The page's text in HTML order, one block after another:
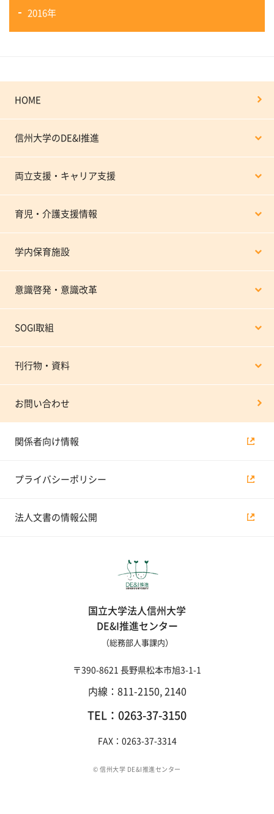
2016年
HOME
信州大学のDE&I推進
両立支援・キャリア支援
育児・介護支援情報
学内保育施設
意識啓発・意識改革
SOGI取組
刊行物・資料
お問い合わせ
国立大学法人信州大学
DE&I推進センター
（総務部人事課内）
〒390-8621 長野県松本市旭3-1-1
内線：811-2150, 2140
TEL：0263-37-3150
FAX：0263-37-3314
関係者向け情報
プライバシーポリシー
法人文書の情報公開
© 信州大学 DE&I推進センター